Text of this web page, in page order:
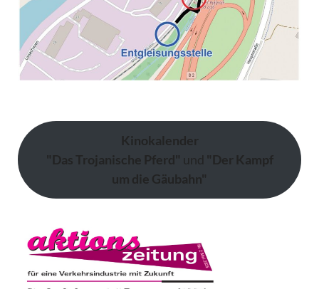
Kinokalender
"Das Trojanische Pferd" und "Der Kampf
um die Gäubahn"